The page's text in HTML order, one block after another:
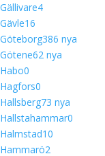
Gällivare4
Gävle16
Göteborg386 nya
Götene62 nya
Habo0
Hagfors0
Hallsberg73 nya
Hallstahammar0
Halmstad10
Hammarö2